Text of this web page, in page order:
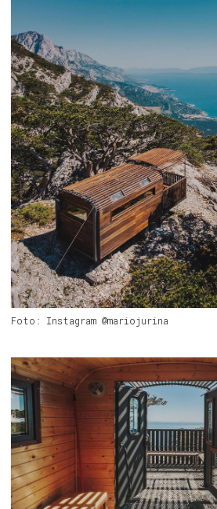
Foto: Instagram @mariojurina